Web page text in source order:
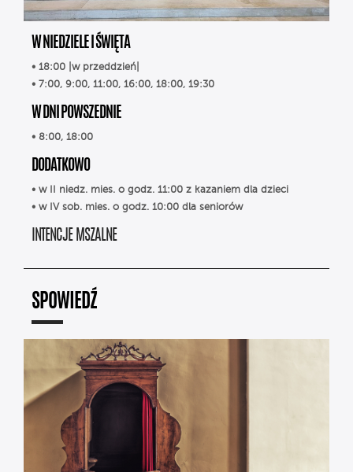
W NIEDZIELE I ŚWIĘTA
• 18:00 |w przeddzień|
• 7:00, 9:00, 11:00, 16:00, 18:00, 19:30
W DNI POWSZEDNIE
• 8:00, 18:00
DODATKOWO
• w II niedz. mies. o godz. 11:00 z kazaniem dla dzieci
• w IV sob. mies. o godz. 10:00 dla seniorów
INTENCJE MSZALNE
SPOWIEDŹ